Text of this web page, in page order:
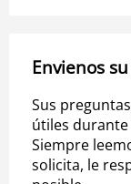
Envienos
Sus
útiles durante
Siempre
solicita, le